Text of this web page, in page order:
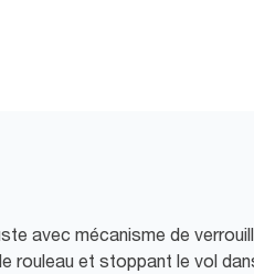
avec mécanisme de
rouleau et stoppant le vol